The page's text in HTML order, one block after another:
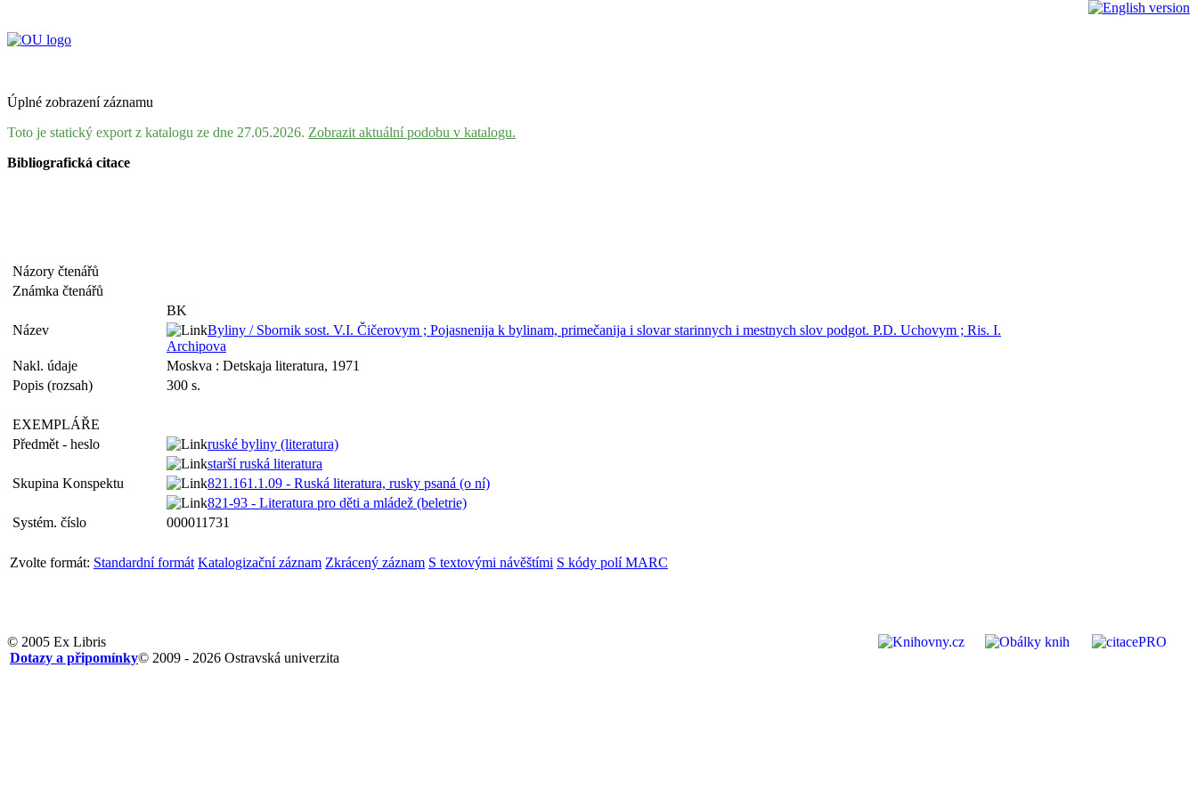
Úplné zobrazení záznamu
Toto je statický export z katalogu ze dne 27.05.2026. Zobrazit aktuální podobu v katalogu.
Bibliografická citace
Názory čtenářů
Známka čtenářů
BK
Název
Byliny / Sbornik sost. V.I. Čičerovym ; Pojasnenija k bylinam, primečanija i slovar starinnych i mestnych slov podgot. P.D. Uchovym ; Ris. I.
Archipova
Nakl. údaje
Moskva : Detskaja literatura, 1971
Popis (rozsah)
300 s.
EXEMPLÁŘE
Předmět - heslo
ruské byliny (literatura)
starší ruská literatura
Skupina Konspektu
821.161.1.09 - Ruská literatura, rusky psaná (o ní)
821-93 - Literatura pro děti a mládež (beletrie)
Systém. číslo
000011731
Zvolte formát: Standardní formát Katalogizační záznam Zkrácený záznam S textovými návěštími S kódy polí MARC
© 2005 Ex Libris
© 2009 - 2026 Ostravská univerzita
Dotazy a připomínky